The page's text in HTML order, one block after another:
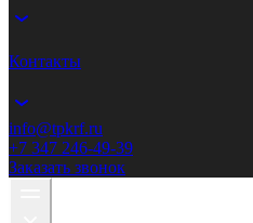
Контакты
info@tpkrf.ru
+7 347 246-49-39
Заказать звонок